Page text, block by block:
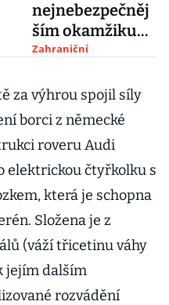
nejnebezpečněj
ším okamžiku
ve vývoji lidstva,
Zahraniční
za výhrou spojil síly
borci z německé
roveru Audi
elektrickou čtyřkolku s
která je schopna
Složena je z
(váží třicetinu váhy
jejím dalším
rozvádění